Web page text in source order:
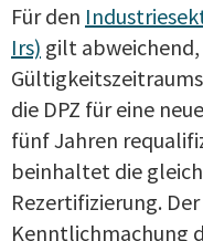
Für den
Irs) gilt abweichend,
die DPZ für eine
fünf Jahren
beinhaltet die
Rezertifizierung.
Kenntlichmachung